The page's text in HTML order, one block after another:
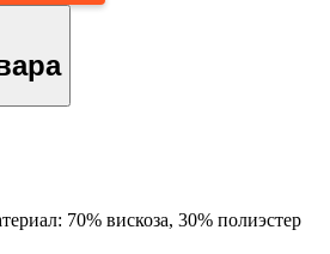
70% вискоза, 30% полиэстер